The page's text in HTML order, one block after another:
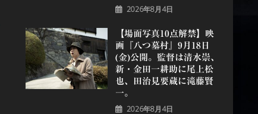
2026年8月4日
【場面写真10点解禁】映
画『八つ墓村』9月18日
(金)公開。監督は清水崇、
新・金田一耕助に尾上松
也、田治見要蔵に滝藤賢
一。
2026年8月4日